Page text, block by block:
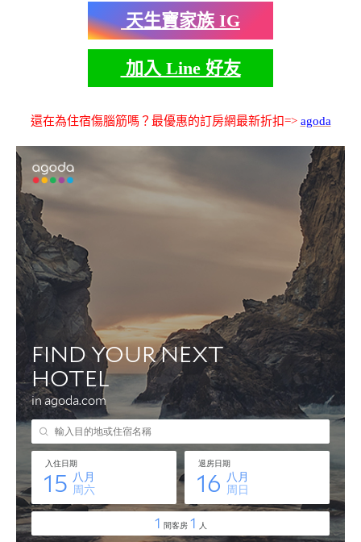
天生寶家族 IG
加入 Line 好友
還在為住宿傷腦筋嗎？最優惠的訂房網最新折扣=> agoda